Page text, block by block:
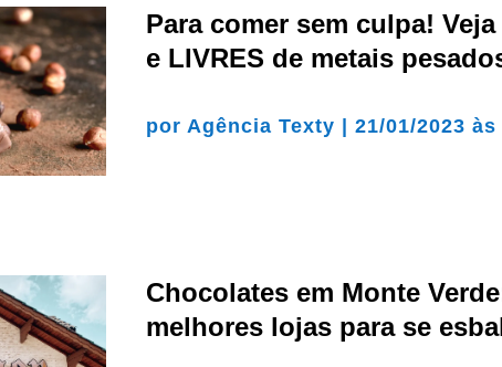
Para comer sem culpa!
e LIVRES de metais
por Agência Texty |21/01/2023 às
Chocolates em Monte
melhores lojas para se